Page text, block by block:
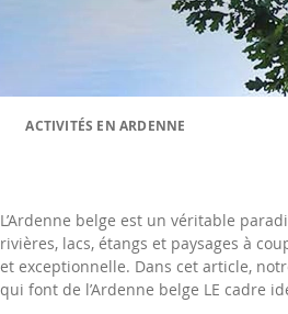
ACTIVITÉS EN ARDENNE
L’Ardenne belge est un véritable
rivières, lacs, étangs et paysages à
et exceptionnelle. Dans cet article,
qui font de l’Ardenne belge LE cadre